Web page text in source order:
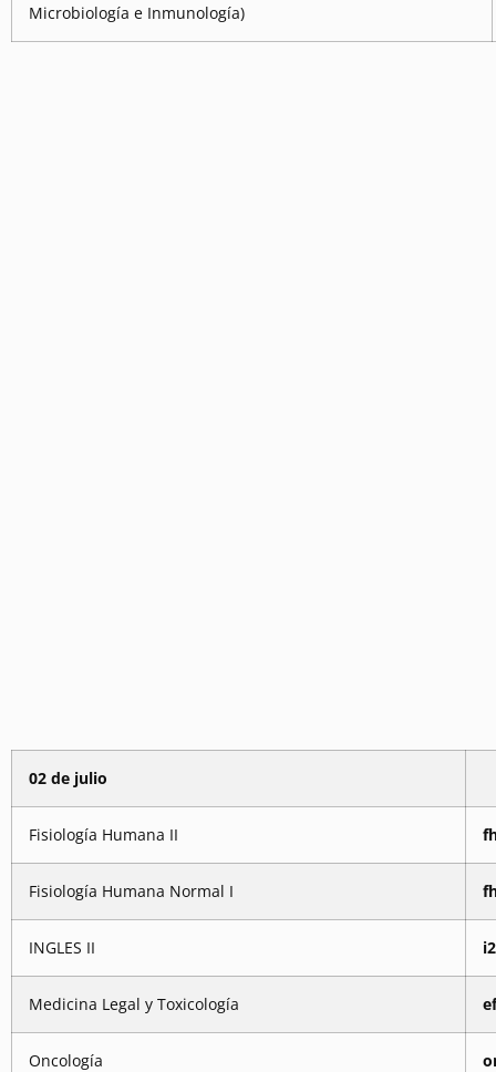
Microbiología e Inmunología)
02 de julio
Fisiología Humana II
Fisiología Humana Normal I
INGLES II
Medicina Legal y Toxicología
Oncología